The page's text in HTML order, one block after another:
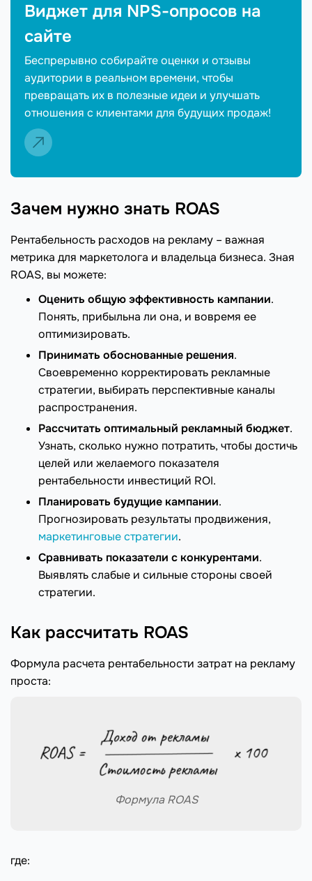
Виджет для NPS-опросов на
сайте
Беспрерывно собирайте оценки и отзывы
аудитории в реальном времени, чтобы
превращать их в полезные идеи и улучшать
отношения с клиентами для будущих продаж!
Зачем нужно знать ROAS
Рентабельность расходов на рекламу – важная
метрика для маркетолога и владельца бизнеса. Зная
ROAS, вы можете:
Оценить общую эффективность кампании.
Понять, прибыльна ли она, и вовремя ее
оптимизировать.
Принимать обоснованные решения.
Своевременно корректировать рекламные
стратегии, выбирать перспективные каналы
распространения.
Рассчитать оптимальный рекламный бюджет.
Узнать, сколько нужно потратить, чтобы достичь
целей или желаемого показателя
рентабельности инвестиций ROI.
Планировать будущие кампании.
Прогнозировать результаты продвижения,
маркетинговые стратегии.
Сравнивать показатели с конкурентами.
Выявлять слабые и сильные стороны своей
стратегии.
Как рассчитать ROAS
Формула расчета рентабельности затрат на рекламу
проста:
Формула ROAS
где: